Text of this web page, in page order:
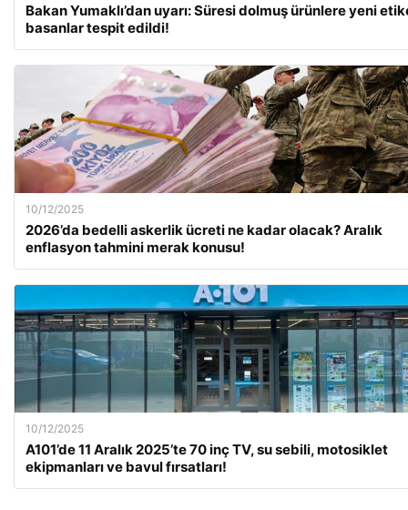
Bakan Yumaklı’dan uyarı: Süresi dolmuş ürünlere yeni
basanlar tespit edildi!
10/12/2025
2026’da bedelli askerlik ücreti ne kadar olacak? Aralık
enflasyon tahmini merak konusu!
10/12/2025
A101’de 11 Aralık 2025’te 70 inç TV, su sebili, motosiklet
ekipmanları ve bavul fırsatları!